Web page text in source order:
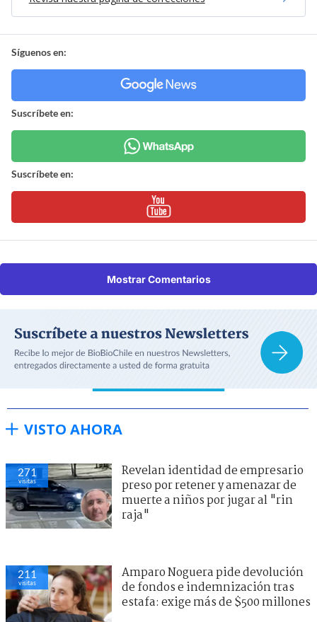
Síguenos en:
Suscríbete en:
Suscríbete en:
Mostrar Comentarios
VISTO AHORA
271
visitas
Revelan identidad de empresario
preso por retener y amenazar de
muerte a niños por jugar al "rin
raja"
211
visitas
Amparo Noguera pide devolución
de fondos e indemnización tras
estafa: exige más de $500 millones